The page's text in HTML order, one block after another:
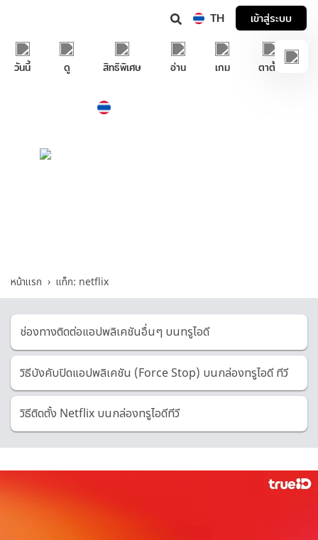
TH เข้าสู่ระบบ
วันนี้ ดู สิทธิพิเศษ อ่าน เกม ตาตั้ง
หน้าแรก แท็ก: netflix
ช่องทางติดต่อแอปพลิเคชันอื่นๆ บนทรูไอดี
วิธีบังคับปิดแอปพลิเคชัน (Force Stop) บนกล่องทรูไอดี ทีวี
วิธีติดตั้ง Netflix บนกล่องทรูไอดีทีวี